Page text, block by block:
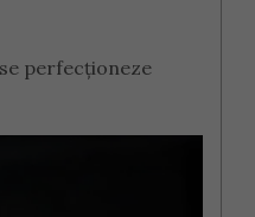
perfecționeze